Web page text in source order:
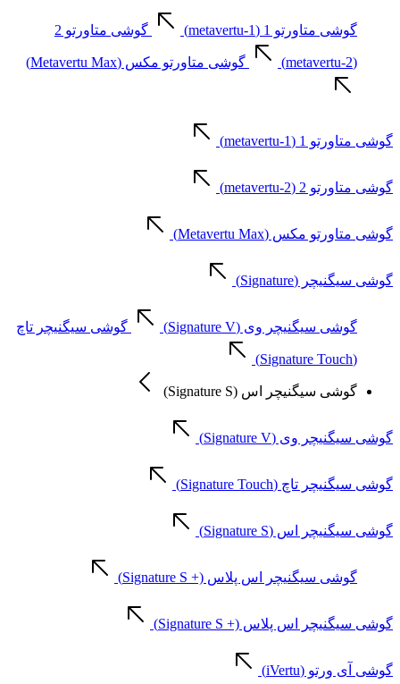
گوشی متاورتو 1 (metavertu-1) گوشی متاورتو 2
(metavertu-2) گوشی متاورتو مکس (Metavertu Max)
گوشی متاورتو 1 (metavertu-1)
گوشی متاورتو 2 (metavertu-2)
گوشی متاورتو مکس (Metavertu Max)
گوشی سیگنیچر (Signature)
گوشی سیگنیچر وی (Signature V) گوشی سیگنیچر تاچ
(Signature Touch)
گوشی سیگنیچر اس (Signature S)
گوشی سیگنیچر وی (Signature V)
گوشی سیگنیچر تاچ (Signature Touch)
گوشی سیگنیچر اس (Signature S)
گوشی سیگنیچر اس پلاس (+ Signature S)
گوشی سیگنیچر اس پلاس (+ Signature S)
گوشی آی ورتو (iVertu)